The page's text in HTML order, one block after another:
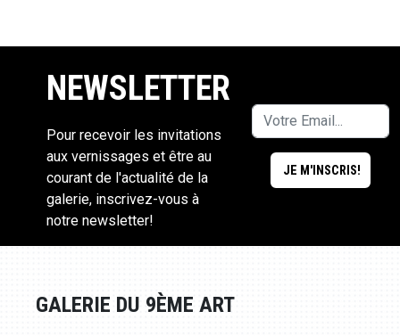
NEWSLETTER
Pour recevoir les invitations
aux vernissages et être au
courant de l'actualité de la
galerie, inscrivez-vous à
notre newsletter!
GALERIE DU 9ÈME ART